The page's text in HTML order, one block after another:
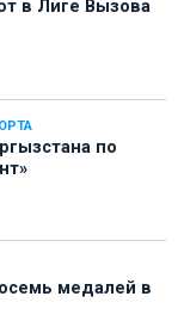
в Лиге Вызова
по
медалей в